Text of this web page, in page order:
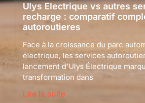
Ulys Electrique vs autres
recharge : comparatif
autoroutieres
Face à la croissance du parc
électrique, les services
lancement d'Ulys Électrique
transformation dans
Lire la suite